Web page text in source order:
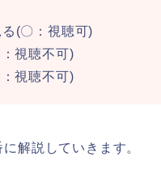
(〇：視聴可)
視聴不可)
視聴不可)
解説していきます。